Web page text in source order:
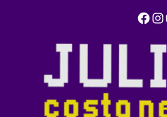
Facebook Instagram